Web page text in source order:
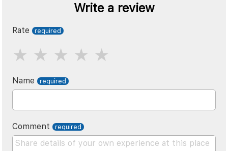
Write a review
Rate
Name
Comment